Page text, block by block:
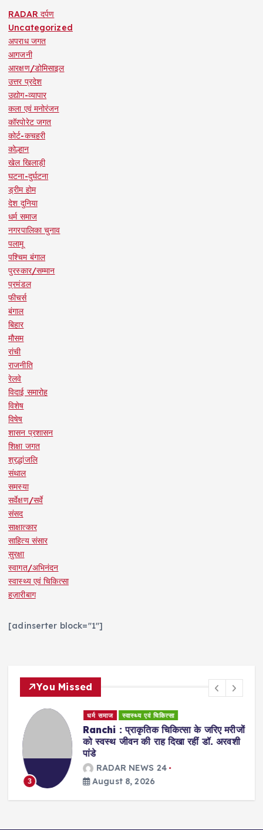
RADAR दर्पण
Uncategorized
अपराध जगत
आगजनी
आरक्षण/डोमिसाइल
उत्तर प्रदेश
उद्योग-व्यापार
कला एवं मनोरंजन
कॉरपोरेट जगत
कोर्ट-कचहरी
कोल्हान
खेल खिलाड़ी
घटना-दुर्घटना
ड्रीम होम
देश दुनिया
धर्म समाज
नगरपालिका चुनाव
पलामू
पश्चिम बंगाल
पुरस्कार/सम्मान
प्रमंडल
फीचर्स
बंगाल
बिहार
मौसम
रांची
राजनीति
रेलवे
विदाई समारोह
विशेष
विषेष
शासन प्रशासन
शिक्षा जगत
श्रद्धांजलि
संथाल
समस्या
सर्वेक्षण/सर्वे
संसद
साक्षात्कार
साहित्य संसार
सुरक्षा
स्वागत/अभिनंदन
स्वास्थ्य एवं चिकित्सा
हज़ारीबाग
[adinserter block="1"]
You Missed
3
धर्म समाज स्वास्थ्य एवं चिकित्सा
Ranchi : प्राकृतिक चिकित्सा के जरिए मरीजों
को स्वस्थ जीवन की राह दिखा रहीं डॉ. अरवशी
पांडे
RADAR NEWS 24
August 8, 2026